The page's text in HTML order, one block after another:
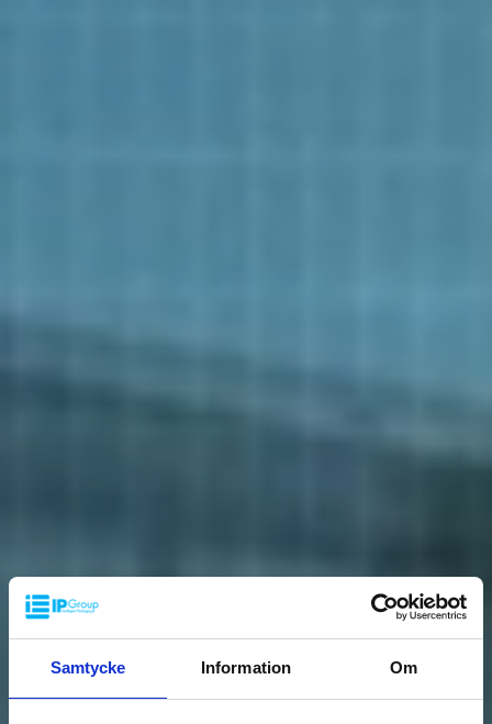
Samtycke Information Om